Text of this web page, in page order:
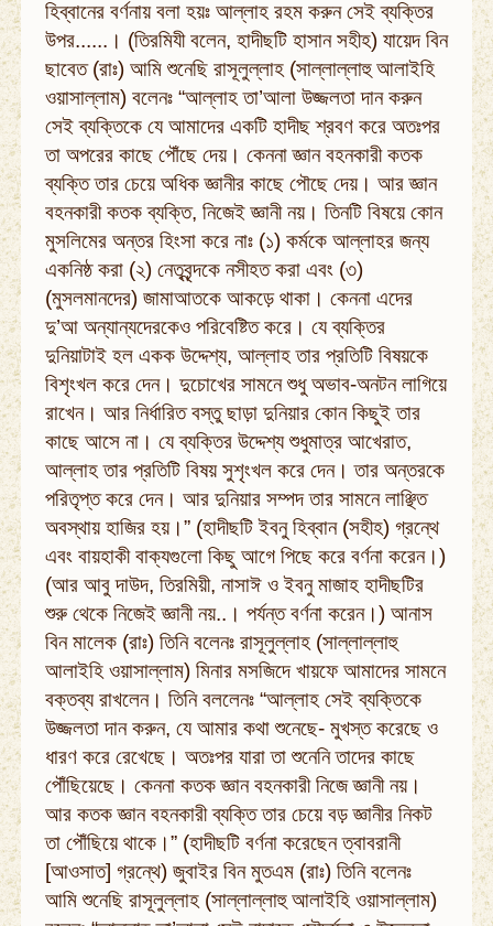
হিব্বানের বর্ণনায় বলা হয়ঃ আল্লাহ রহম করুন সেই ব্যক্তির
উপর......। (তিরমিযী বলেন, হাদীছটি হাসান সহীহ) যায়েদ বিন
ছাবেত (রাঃ) আমি শুনেছি রাসূলুল্লাহ (সাল্লাল্লাহু আলাইহি
ওয়াসাল্লাম) বলেনঃ “আল্লাহ তা’আলা উজ্জলতা দান করুন
সেই ব্যক্তিকে যে আমাদের একটি হাদীছ শ্রবণ করে অতঃপর
তা অপরের কাছে পৌঁছে দেয়। কেননা জ্ঞান বহনকারী কতক
ব্যক্তি তার চেয়ে অধিক জ্ঞানীর কাছে পৌছে দেয়। আর জ্ঞান
বহনকারী কতক ব্যক্তি, নিজেই জ্ঞানী নয়। তিনটি বিষয়ে কোন
মুসলিমের অন্তর হিংসা করে নাঃ (১) কর্মকে আল্লাহর জন্য
একনিষ্ঠ করা (২) নেতৃবৃন্দকে নসীহত করা এবং (৩)
(মুসলমানদের) জামাআতকে আকড়ে থাকা। কেননা এদের
দু’আ অন্যান্যদেরকেও পরিবেষ্টিত করে। যে ব্যক্তির
দুনিয়াটাই হল একক উদ্দেশ্য, আল্লাহ তার প্রতিটি বিষয়কে
বিশৃংখল করে দেন। দুচোখের সামনে শুধু অভাব-অনটন লাগিয়ে
রাখেন। আর নির্ধারিত বস্তু ছাড়া দুনিয়ার কোন কিছুই তার
কাছে আসে না। যে ব্যক্তির উদ্দেশ্য শুধুমাত্র আখেরাত,
আল্লাহ তার প্রতিটি বিষয় সুশৃংখল করে দেন। তার অন্তরকে
পরিতৃপ্ত করে দেন। আর দুনিয়ার সম্পদ তার সামনে লাঞ্ছিত
অবস্থায় হাজির হয়।” (হাদীছটি ইবনু হিব্বান (সহীহ) গ্রন্থে
এবং বায়হাকী বাক্যগুলো কিছু আগে পিছে করে বর্ণনা করেন।)
(আর আবু দাউদ, তিরমিয়ী, নাসাঈ ও ইবনু মাজাহ হাদীছটির
শুরু থেকে নিজেই জ্ঞানী নয়..। পর্যন্ত বর্ণনা করেন।) আনাস
বিন মালেক (রাঃ) তিনি বলেনঃ রাসূলুল্লাহ (সাল্লাল্লাহু
আলাইহি ওয়াসাল্লাম) মিনার মসজিদে খায়ফে আমাদের সামনে
বক্তব্য রাখলেন। তিনি বললেনঃ “আল্লাহ সেই ব্যক্তিকে
উজ্জলতা দান করুন, যে আমার কথা শুনেছে- মুখস্ত করেছে ও
ধারণ করে রেখেছে। অতঃপর যারা তা শুনেনি তাদের কাছে
পৌঁছিয়েছে। কেননা কতক জ্ঞান বহনকারী নিজে জ্ঞানী নয়।
আর কতক জ্ঞান বহনকারী ব্যক্তি তার চেয়ে বড় জ্ঞানীর নিকট
তা পৌঁছিয়ে থাকে।” (হাদীছটি বর্ণনা করেছেন ত্বাবরানী
[আওসাত] গ্রন্থে) জুবাইর বিন মুতএম (রাঃ) তিনি বলেনঃ
আমি শুনেছি রাসূলুল্লাহ (সাল্লাল্লাহু আলাইহি ওয়াসাল্লাম)